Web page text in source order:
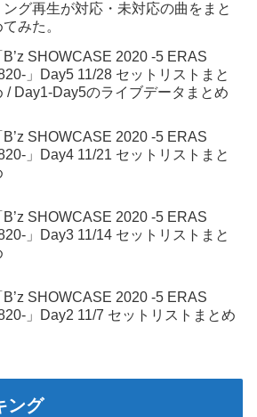
ング再生が対応・未対応の曲をまと
てみた。
B’z SHOWCASE 2020 -5 ERAS
」Day5 11/28 セットリストまと
/ Day1-Day5のライブデータまとめ
B’z SHOWCASE 2020 -5 ERAS
」Day4 11/21 セットリストまと
B’z SHOWCASE 2020 -5 ERAS
」Day3 11/14 セットリストまと
B’z SHOWCASE 2020 -5 ERAS
」Day2 11/7 セットリストまとめ
ング